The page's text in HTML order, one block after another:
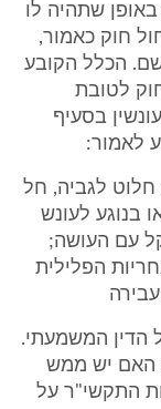
שתהיה לו
חוק כאמור,
הכלל הקובע
לטובת
בסעיף
חלוט לגביה, חל
בנוגע לעונש
עם העושה;
הפלילית
הדין המשמעתי.
האם יש ממש
התקשי"ר על